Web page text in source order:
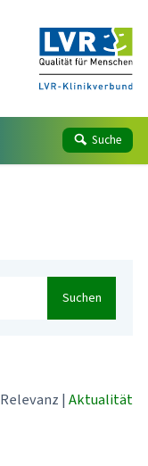
Suche
Suchen
Relevanz | Aktualität